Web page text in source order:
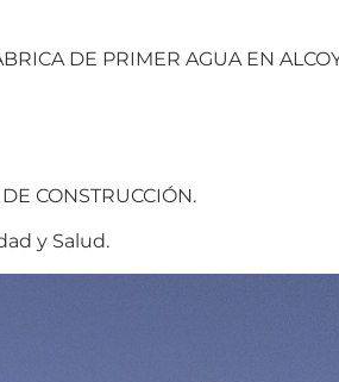
DE PRIMER AGUA EN
CONSTRUCCIÓN.
y Salud.